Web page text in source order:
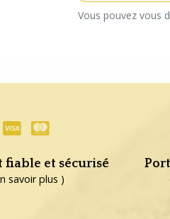
Vous pouvez vous
fiable et sécurisé
savoir plus )